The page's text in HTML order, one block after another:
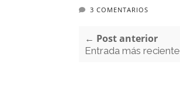
3 COMENTARIOS
← Post anterior
Entrada más reciente